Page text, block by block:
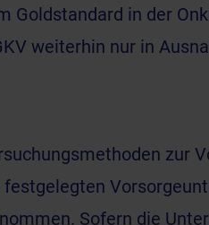
Goldstandard in der
weiterhin nur in
zur
Sofern die